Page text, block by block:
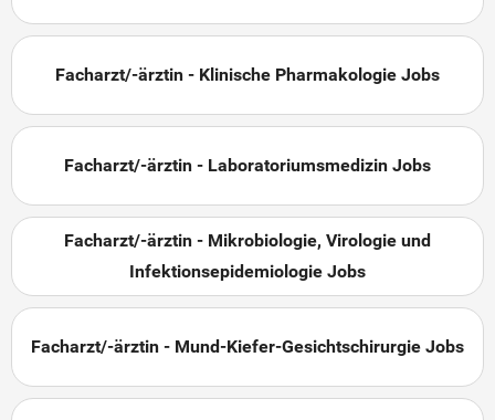
Facharzt/-ärztin - Klinische Pharmakologie Jobs
Facharzt/-ärztin - Laboratoriumsmedizin Jobs
Facharzt/-ärztin - Mikrobiologie, Virologie und
Infektionsepidemiologie Jobs
Facharzt/-ärztin - Mund-Kiefer-Gesichtschirurgie Jobs